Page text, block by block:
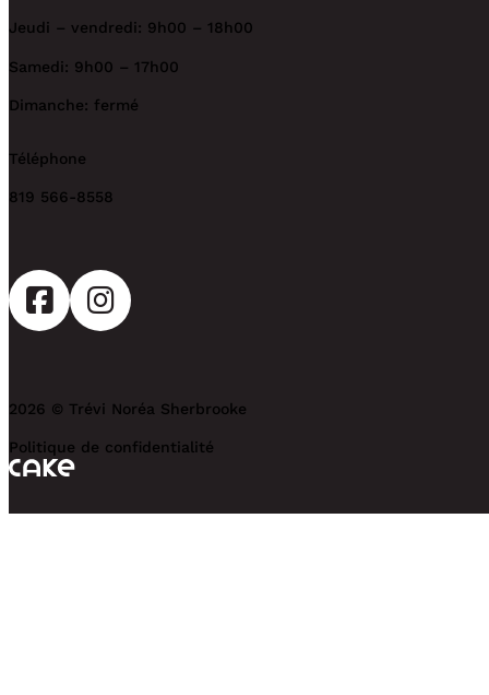
Jeudi – vendredi: 9h00 – 18h00
Samedi: 9h00 – 17h00
Dimanche: fermé
Téléphone
819 566-8558
Politique de confidentialité
2026 © Trévi Noréa Sherbrooke